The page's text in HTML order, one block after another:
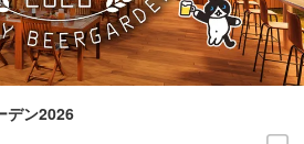
デン2026